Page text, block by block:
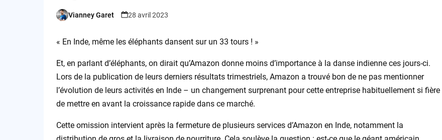
Posted
Vianney Garet 28 avril 2023
« En Inde, même les éléphants dansent sur un 33 tours ! »
Et, en parlant d’éléphants, on dirait qu’Amazon donne moins d’importance à la danse indienne ces jours-ci.
Lors de la publication de leurs derniers résultats trimestriels, Amazon a trouvé bon de ne pas mentionner
l’évolution de leurs activités en Inde – un changement surprenant pour cette entreprise habituellement si fière
de mettre en avant la croissance rapide dans ce marché.
Cette omission intervient après la fermeture de plusieurs services d’Amazon en Inde, notamment la